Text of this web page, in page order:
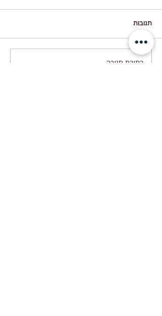
קיש ברוקולי עם גבינות
תגובות
כתיבת תגובה...